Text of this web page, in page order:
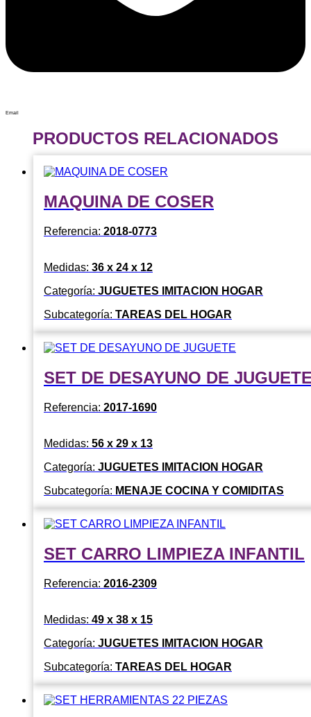
Email
PRODUCTOS RELACIONADOS
MAQUINA DE COSER
Referencia: 2018-0773
Medidas: 36 x 24 x 12
Categoría: JUGUETES IMITACION HOGAR
Subcategoría: TAREAS DEL HOGAR
SET DE DESAYUNO DE
Referencia: 2017-1690
Medidas: 56 x 29 x 13
Categoría: JUGUETES IMITACION HOGAR
Subcategoría: MENAJE COCINA Y COMIDITAS
SET CARRO LIMPIEZA INFANTIL
Referencia: 2016-2309
Medidas: 49 x 38 x 15
Categoría: JUGUETES IMITACION HOGAR
Subcategoría: TAREAS DEL HOGAR